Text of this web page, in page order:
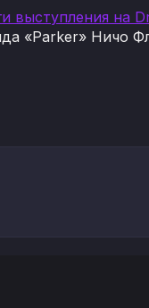
выступления на
«Parker» Ничо